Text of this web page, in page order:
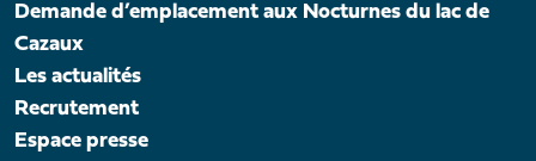
Demande d’emplacement aux Nocturnes du lac de
Cazaux
Les actualités
Recrutement
Espace presse